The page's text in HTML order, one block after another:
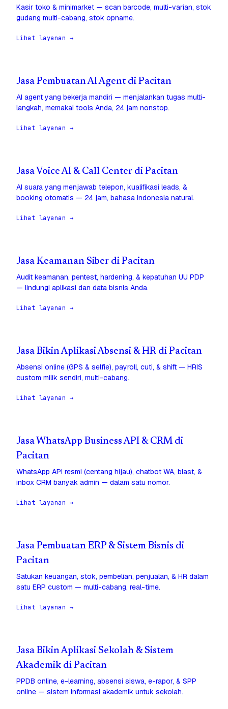
Kasir toko & minimarket — scan barcode, multi-varian, stok
gudang multi-cabang, stok opname.
Lihat layanan →
Jasa Pembuatan AI Agent di Pacitan
AI agent yang bekerja mandiri — menjalankan tugas multi-
langkah, memakai tools Anda, 24 jam nonstop.
Lihat layanan →
Jasa Voice AI & Call Center di Pacitan
AI suara yang menjawab telepon, kualifikasi leads, &
booking otomatis — 24 jam, bahasa Indonesia natural.
Lihat layanan →
Jasa Keamanan Siber di Pacitan
Audit keamanan, pentest, hardening, & kepatuhan UU PDP
— lindungi aplikasi dan data bisnis Anda.
Lihat layanan →
Jasa Bikin Aplikasi Absensi & HR di Pacitan
Absensi online (GPS & selfie), payroll, cuti, & shift — HRIS
custom milik sendiri, multi-cabang.
Lihat layanan →
Jasa WhatsApp Business API & CRM di
Pacitan
WhatsApp API resmi (centang hijau), chatbot WA, blast, &
inbox CRM banyak admin — dalam satu nomor.
Lihat layanan →
Jasa Pembuatan ERP & Sistem Bisnis di
Pacitan
Satukan keuangan, stok, pembelian, penjualan, & HR dalam
satu ERP custom — multi-cabang, real-time.
Lihat layanan →
Jasa Bikin Aplikasi Sekolah & Sistem
Akademik di Pacitan
PPDB online, e-learning, absensi siswa, e-rapor, & SPP
online — sistem informasi akademik untuk sekolah.